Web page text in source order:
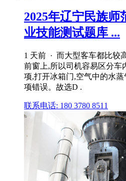
2025年辽宁民族
业技能测试题库 ...
1 天前 · 而大型客车都比较
前窗上,所以司机容易区分车
项,打开冰箱门,空气中的水
项错误。故选D .
联系电话: 180 3780 8511